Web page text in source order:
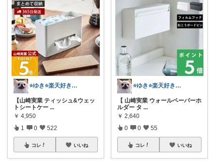
⭐️ゆき⭐️楽天好き主婦🎵
【山崎実業 ティッシュ&ウェッ
トシートケー ...
￥ 4,950
1 0 522
コレ いいね
⭐️ゆき⭐️楽天好き主婦🎵
【 山崎実業 ウォールペーパーホ
ルダー タ ...
￥ 2,640
0 0 55
コレ いいね